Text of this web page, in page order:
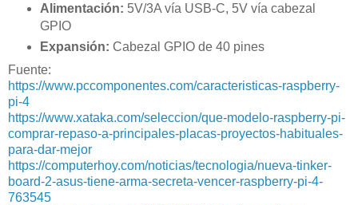
Alimentación: 5V/3A vía USB-C, 5V vía cabezal
GPIO
Expansión: Cabezal GPIO de 40 pines
Fuente:
https://www.pccomponentes.com/caracteristicas-raspberry-
pi-4
https://www.xataka.com/seleccion/que-modelo-raspberry-pi-
comprar-repaso-a-principales-placas-proyectos-habituales-
para-dar-mejor
https://computerhoy.com/noticias/tecnologia/nueva-tinker-
board-2-asus-tiene-arma-secreta-vencer-raspberry-pi-4-
763545